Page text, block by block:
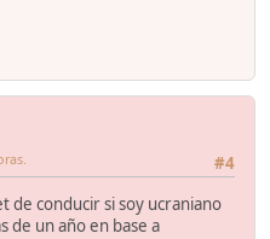
#4
de conducir si soy ucraniano
de un año en base a